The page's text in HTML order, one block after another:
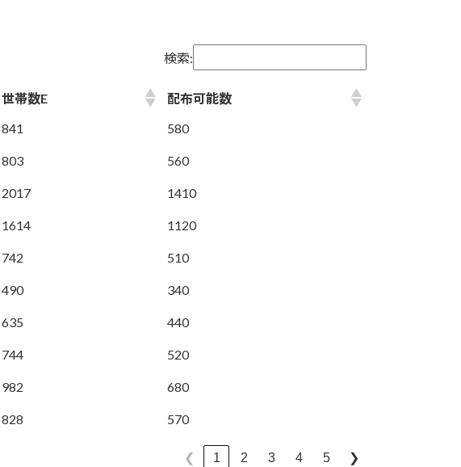
検索:
世帯数E 配布可能数
841 580
803 560
2017 1410
1614 1120
742 510
490 340
635 440
744 520
982 680
828 570
❮ 1 2 3 4 5 ❯